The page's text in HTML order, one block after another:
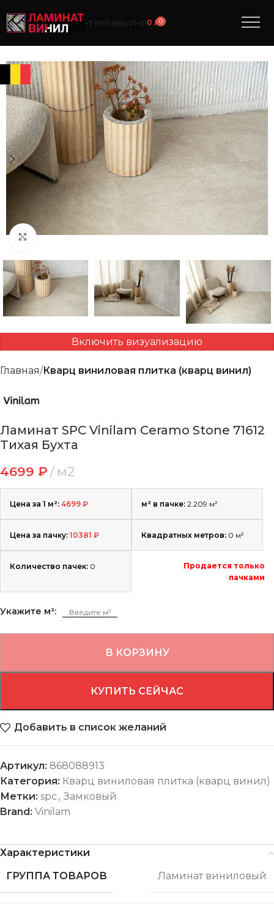
+7 (991) 885‑01‑010₽0
Нажмите, чтобы увеличить
Включить визуализацию
Главная Кварц виниловая плитка (кварц винил)
Ламинат SPC Vinilam Ceramo Stone 71612
Тихая Бухта
4699 ₽ м2
Цена за 1 м²: 4699 ₽ м² в пачке: 2.209 м²
Цена за пачку: 10381 ₽ Квадратных метров: 0 м²
Количество пачек: 0
Продается только
пачками
Укажите м²:
В КОРЗИНУ
КУПИТЬ СЕЙЧАС
Добавить в список желаний
Артикул: 868088913
Категория: Кварц виниловая плитка (кварц винил)
Метки: spc, Замковый
Brand: Vinilam
Характеристики
ГРУППА ТОВАРОВ
Ламинат виниловый